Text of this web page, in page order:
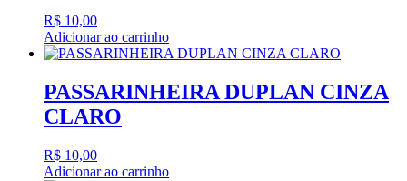
R$ 10,00
Adicionar ao carrinho
PASSARINHEIRA DUPLAN CINZA
CLARO
R$ 10,00
Adicionar ao carrinho